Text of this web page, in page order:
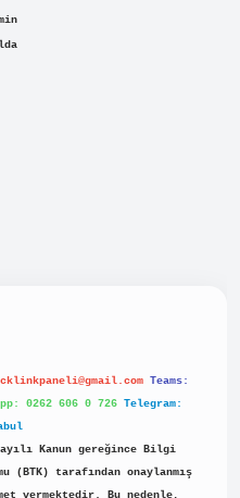
Teams:
0262 606 0 726 Telegram:
Kanun gereğince Bilgi
tarafından onaylanmış